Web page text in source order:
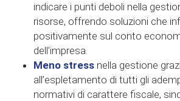
indicare i punti deboli nella
risorse, offrendo soluzioni che
positivamente sul conto
dell’impresa.
Meno stress nella gestione
all’espletamento di tutti gli
normativi di carattere fiscale,